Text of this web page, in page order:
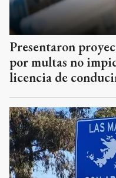
Presentaron
por multas no
licencia de